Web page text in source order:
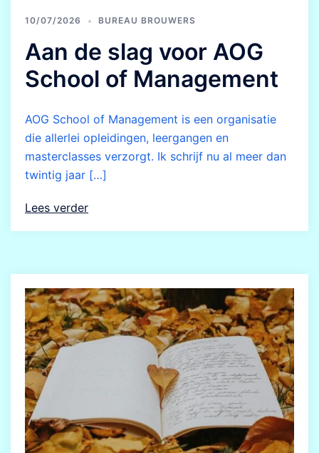
10/07/2026 BUREAU BROUWERS
Aan de slag voor AOG
School of Management
AOG School of Management is een organisatie
die allerlei opleidingen, leergangen en
masterclasses verzorgt. Ik schrijf nu al meer dan
twintig jaar […]
Lees verder